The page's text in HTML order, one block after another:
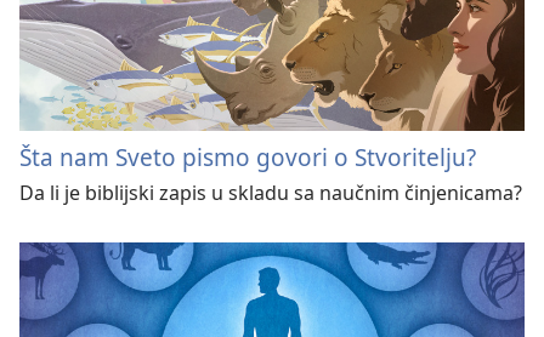
Šta nam Sveto pismo govori o Stvoritelju?
Da li je biblijski zapis u skladu sa naučnim činjenicama?